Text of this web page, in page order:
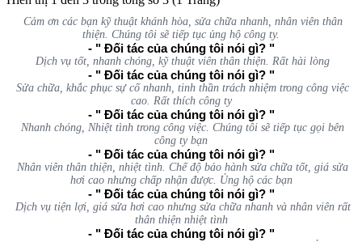
Cảm ơn các bạn kỹ thuật khánh hòa, sửa chữa nhanh, nhân viên thân
thiện. Chúng tôi sẽ tiếp tục ủng hộ công ty.
- " Đối tác của chúng tôi nói gì? "
Dịch vụ tốt, nhanh chóng, kỹ thuật viên thân thiện. Rất hài lòng
- " Đối tác của chúng tôi nói gì? "
Sửa chữa, khắc phục sự cố nhanh, tinh thần trách nhiệm trong công việc
cao. Rất thích công ty
- " Đối tác của chúng tôi nói gì? "
Nhanh chóng, Nhiệt tình trong công việc. Chúng tôi sẽ tiếp tục gọi bên
công ty bạn
- " Đối tác của chúng tôi nói gì? "
Nhân viên thân thiện, nhiệt tình. Chế độ bảo hành sửa chữa tốt, giá sửa
hơi cao nhưng chấp nhận được. Ủng hộ các bạn
- " Đối tác của chúng tôi nói gì? "
Dịch vụ tiện lợi, giá sửa hơi cao nhưng sửa chữa nhanh và nhân viên rất
thân thiện nhiệt tình
- " Đối tác của chúng tôi nói gì? "